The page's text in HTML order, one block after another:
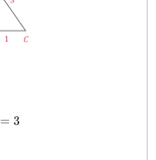
= 3